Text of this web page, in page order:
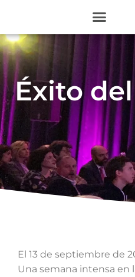
Éxito
El 13 de septiembre de
Una semana intensa en